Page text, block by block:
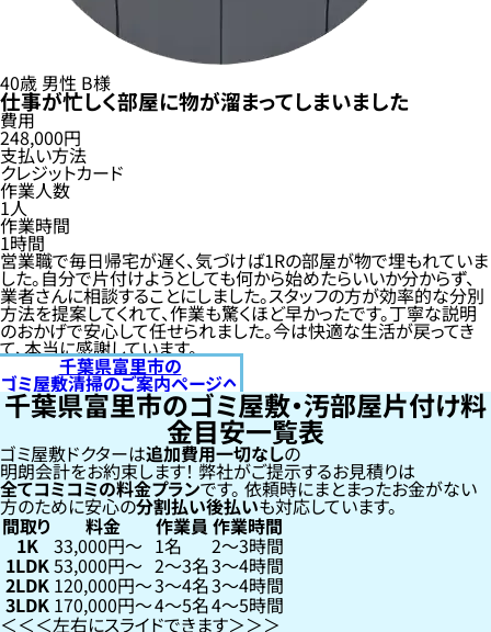
40歳 男性 B様
仕事が忙しく部屋に物が溜まってしまいました
費用
248,000円
支払い方法
クレジットカード
作業人数
1人
作業時間
1時間
営業職で毎日帰宅が遅く、気づけば1Rの部屋が物で埋もれていま
した。自分で片付けようとしても何から始めたらいいか分からず、
業者さんに相談することにしました。スタッフの方が効率的な分別
方法を提案してくれて、作業も驚くほど早かったです。丁寧な説明
のおかげで安心して任せられました。今は快適な生活が戻ってき
て、本当に感謝しています。
千葉県富里市の
ゴミ屋敷清掃のご案内ページへ
千葉県富里市のゴミ屋敷・汚部屋片付け料
金目安一覧表
ゴミ屋敷ドクターは追加費用一切なしの
明朗会計をお約束します！弊社がご提示するお見積りは
全てコミコミの料金プランです。依頼時にまとまったお金がない
方のために安心の分割払い後払いも対応しています。
間取り 料金 作業員 作業時間
1K 33,000円〜 1名 2〜3時間
1LDK53,000円〜 2〜3名3〜4時間
2LDK 120,000円〜3〜4名3〜4時間
3LDK 170,000円〜4〜5名4〜5時間
左右にスライドできます